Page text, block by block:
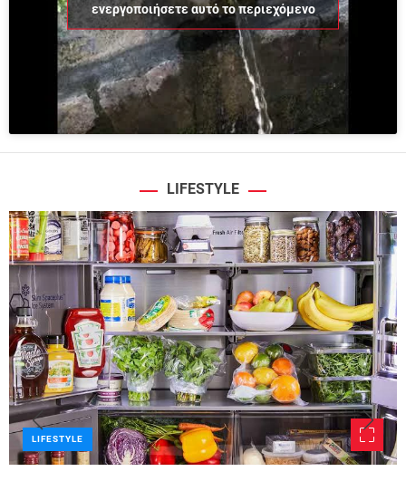
ενεργοποιήσετε αυτό το περιεχόμενο
LIFESTYLE
LIFESTYLE